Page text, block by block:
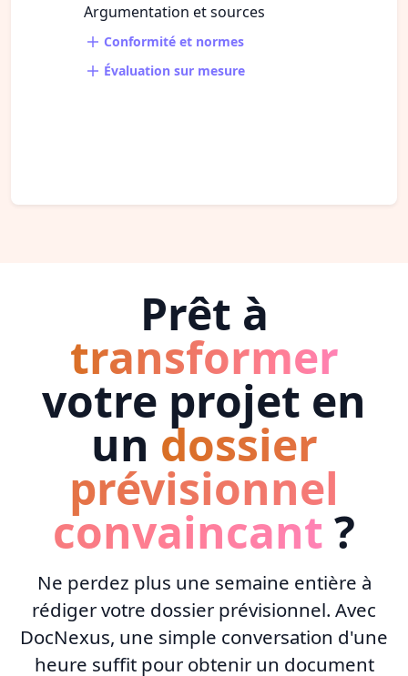
Argumentation et sources
Conformité et normes
Évaluation sur mesure
Prêt à
transformer
votre projet en
un dossier
prévisionnel
convaincant ?
Ne perdez plus une semaine entière à
rédiger votre dossier prévisionnel. Avec
DocNexus, une simple conversation d'une
heure suffit pour obtenir un document